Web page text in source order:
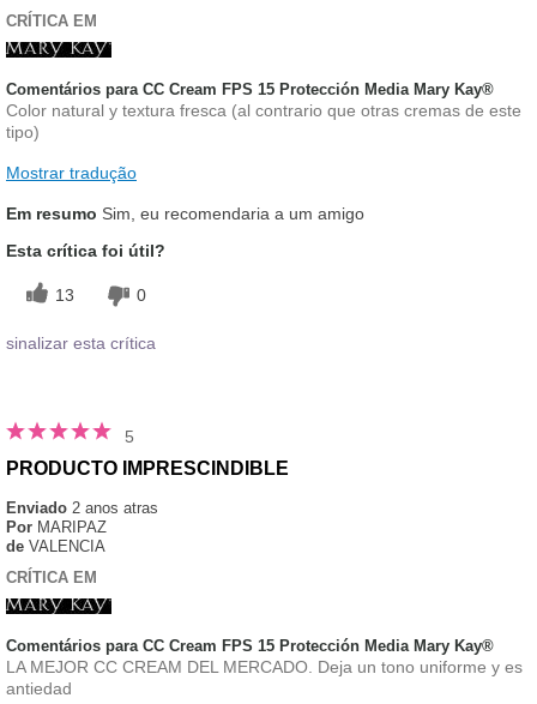
CRÍTICA EM
Comentários para CC Cream FPS 15 Protección Media Mary Kay®
Color natural y textura fresca (al contrario que otras cremas de este
tipo)
Mostrar tradução
Em resumo Sim, eu recomendaria a um amigo
Esta crítica foi útil?
13 0
sinalizar esta crítica
5
PRODUCTO IMPRESCINDIBLE
Enviado 2 anos atras
Por MARIPAZ
de VALENCIA
CRÍTICA EM
Comentários para CC Cream FPS 15 Protección Media Mary Kay®
LA MEJOR CC CREAM DEL MERCADO. Deja un tono uniforme y es
antiedad